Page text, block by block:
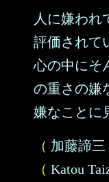
人に嫌われ
評価されて
心の中にそ
の重さの嫌
嫌なことに
（ 加藤諦三
（ Katou